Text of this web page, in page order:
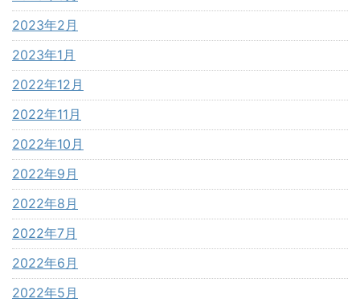
2023年2月
2023年1月
2022年12月
2022年11月
2022年10月
2022年9月
2022年8月
2022年7月
2022年6月
2022年5月